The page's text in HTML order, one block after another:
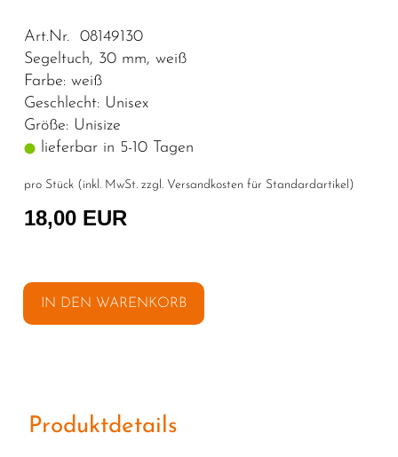
Art.Nr. 08149130
Segeltuch, 30 mm, weiß
Farbe: weiß
Geschlecht: Unisex
Größe: Unisize
lieferbar in 5-10 Tagen
pro Stück (inkl. MwSt. zzgl. Versandkosten für Standardartikel )
18,00 EUR
IN DEN WARENKORB
Produktdetails